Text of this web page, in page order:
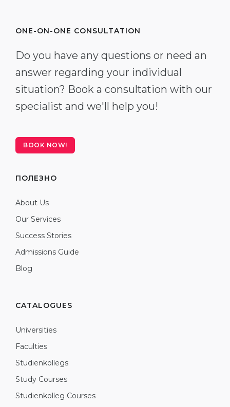
ONE-ON-ONE CONSULTATION
Do you have any questions or need an
answer regarding your individual
situation? Book a consultation with our
specialist and we'll help you!
BOOK NOW!
ПОЛЕЗНО
About Us
Our Services
Success Stories
Admissions Guide
Blog
CATALOGUES
Universities
Faculties
Studienkollegs
Study Courses
Studienkolleg Courses